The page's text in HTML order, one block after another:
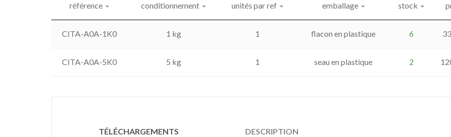
référence conditionnement unités par ref emballage stock
CITA-A0A-1K0 1 kg 1 flacon en plastique 6
CITA-A0A-5K0 5 kg 1 seau en plastique 2
TÉLÉCHARGEMENTS DESCRIPTION